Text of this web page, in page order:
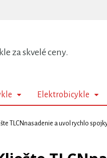
za skvelé ceny.
Elektrobicykle
TLCNnasadenie a uvol rychlo